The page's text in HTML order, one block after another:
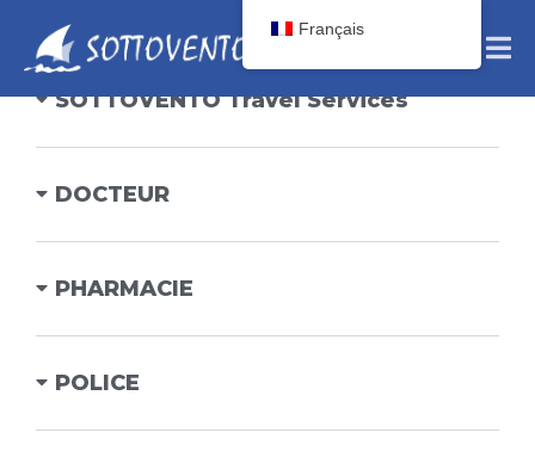
SOTTOVENTO Travel Services
DOCTEUR
PHARMACIE
POLICE
Français